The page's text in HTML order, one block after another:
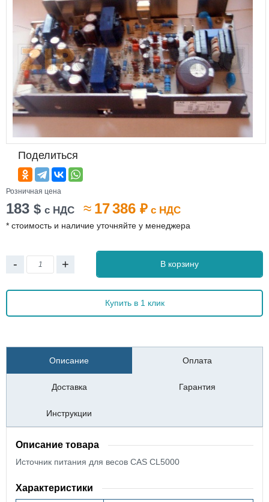
Поделиться
Розничная цена
183 $ с НДС ≈ 17 386 ₽ с НДС
* стоимость и наличие уточняйте у менеджера
- + В корзину
Купить в 1 клик
Описание Оплата
Доставка Гарантия
Инструкции
Описание товара
Источник питания для весов CAS CL5000
Характеристики